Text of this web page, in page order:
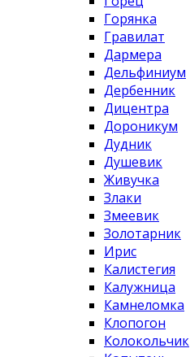
Горянка
Гравилат
Дармера
Дельфиниум
Дербенник
Дицентра
Дороникум
Дудник
Душевик
Живучка
Злаки
Змеевик
Золотарник
Ирис
Калистегия
Калужница
Камнеломка
Клопогон
Колокольчик